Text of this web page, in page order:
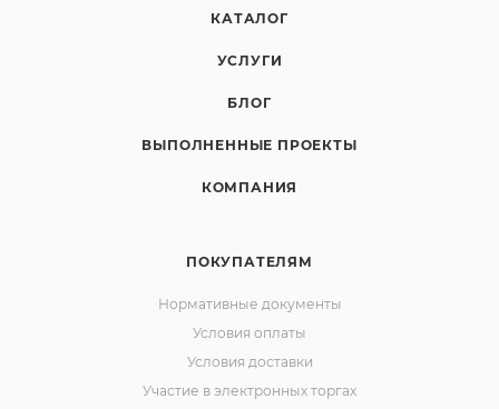
КАТАЛОГ
УСЛУГИ
БЛОГ
ВЫПОЛНЕННЫЕ ПРОЕКТЫ
КОМПАНИЯ
ПОКУПАТЕЛЯМ
Нормативные документы
Условия оплаты
Условия доставки
Участие в электронных торгах